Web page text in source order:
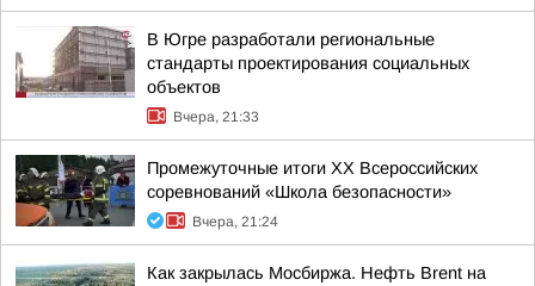
В Югре разработали региональные
стандарты проектирования социальных
объектов
Вчера, 21:33
Промежуточные итоги XX Всероссийских
соревнований «Школа безопасности»
Вчера, 21:24
Как закрылась Мосбиржа. Нефть Brent на